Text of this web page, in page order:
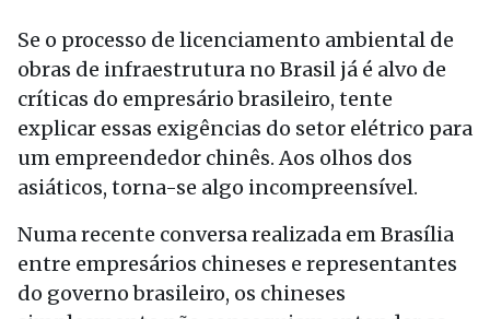
Se o processo de licenciamento ambiental de
obras de infraestrutura no Brasil já é alvo de
críticas do empresário brasileiro, tente
explicar essas exigências do setor elétrico para
um empreendedor chinês. Aos olhos dos
asiáticos, torna-se algo incompreensível.
Numa recente conversa realizada em Brasília
entre empresários chineses e representantes
do governo brasileiro, os chineses